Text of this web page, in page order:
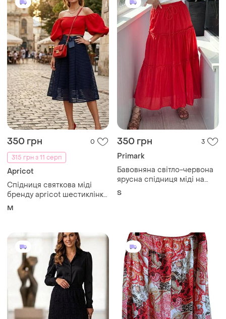
350 грн
0
315 грн з 11 серп
Apricot
Спідниця святкова міді
бренду apricot шестиклінка
. заміри:пот-35(39) см,
M
350 грн 3
Primark
Бавовняна світло-червона
ярусна спідниця міді на
високій посадці
S